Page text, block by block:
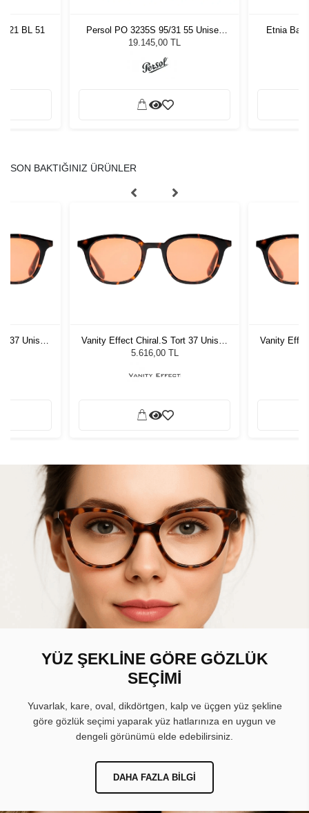
21 BL 51
Persol PO 3235S 95/31 55 Unisex
Güneş Gözlüğü
19.145,00 TL
Etnia
SON BAKTIĞINIZ ÜRÜNLER
37 Unisex
Vanity Effect Chiral.S Tort 37 Unisex
Güneş Gözlüğü
5.616,00 TL
Vanity
YÜZ ŞEKLİNE GÖRE GÖZLÜK
SEÇİMİ
Yuvarlak, kare, oval, dikdörtgen, kalp ve üçgen yüz şekline
göre gözlük seçimi yaparak yüz hatlarınıza en uygun ve
dengeli görünümü elde edebilirsiniz.
DAHA FAZLA BILGI